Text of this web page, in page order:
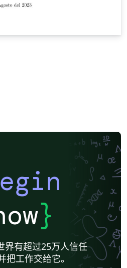
}
界有超过25万人信任
把工作交给它。